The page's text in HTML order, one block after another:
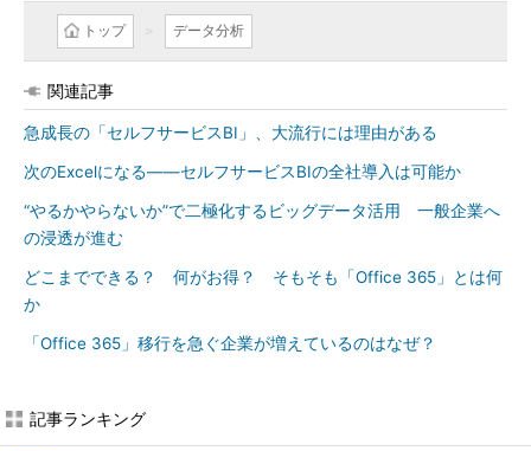
トップ データ分析
関連記事
急成長の「セルフサービスBI」、大流行には理由がある
次のExcelになる――セルフサービスBIの全社導入は可能か
“やるかやらないか”で二極化するビッグデータ活用 一般企業へ
の浸透が進む
どこまでできる？ 何がお得？ そもそも「Office 365」とは何
か
「Office 365」移行を急ぐ企業が増えているのはなぜ？
記事ランキング